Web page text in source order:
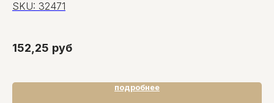
SKU: 32471
152,25 руб
подробнее